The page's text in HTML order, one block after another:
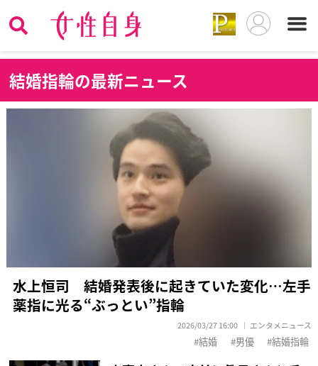
結婚指輪の最新ニュース
水上恒司 結婚発表後に起きていた変化…左手
薬指に光る“ぶっとい”指輪
2026/03/27 16:00 エンタメニュース
結婚 男優 結婚指輪